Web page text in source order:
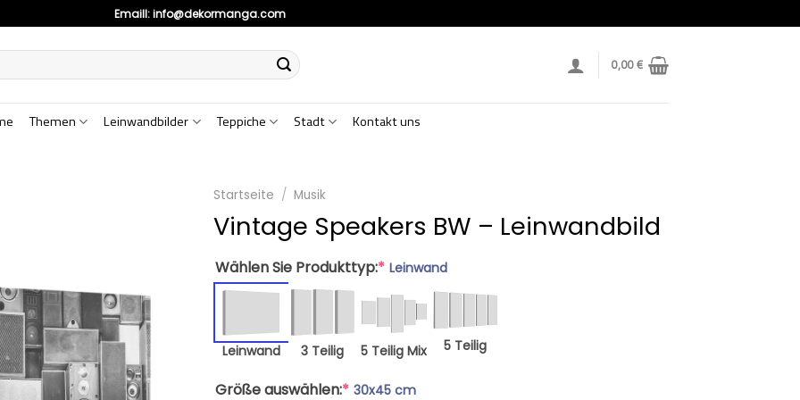
Emaill:info@dekormanga.com
0,00€
Themen Leinwandbilder Teppiche Stadt Kontakt uns
Startseite / Musik
Vintage Speakers BW – Leinwandbild
Wählen Sie Produkttyp:* Leinwand
Leinwand 3 Teilig 5 Teilig Mix 5 Teilig
Größe auswählen:* 30x45 cm